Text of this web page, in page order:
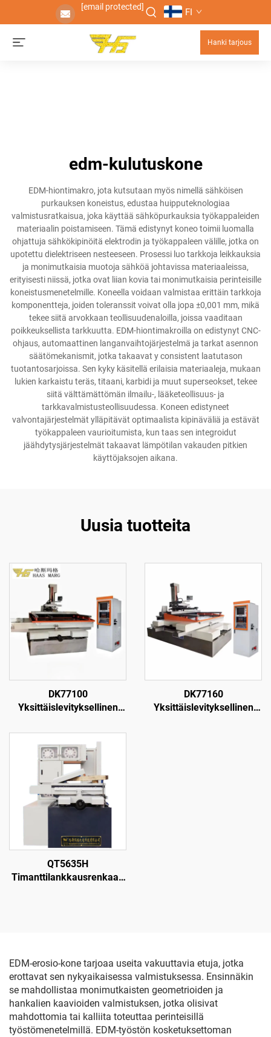
[email protected] FI
Hanki tarjous
edm-kulutuskone
EDM-hiontimakro, jota kutsutaan myös nimellä sähköisen
purkauksen koneistus, edustaa huipputeknologiaa
valmistusratkaisua, joka käyttää sähköpurkauksia työkappaleiden
materiaalin poistamiseen. Tämä edistynyt koneo toimii luomalla
ohjattuja sähkökipinöitä elektrodin ja työkappaleen välille, jotka on
upotettu dielektriseen nesteeseen. Prosessi luo tarkkoja leikkauksia
ja monimutkaisia muotoja sähköä johtavissa materiaaleissa,
erityisesti niissä, jotka ovat liian kovia tai monimutkaisia perinteisille
koneistusmenetelmille. Koneella voidaan valmistaa erittäin tarkkoja
komponentteja, joiden toleranssit voivat olla jopa ±0,001 mm, mikä
tekee siitä arvokkaan teollisuudenaloilla, joissa vaaditaan
poikkeuksellista tarkkuutta. EDM-hiontimakroilla on edistynyt CNC-
ohjaus, automaattinen langanvaihtojärjestelmä ja tarkat asennon
säätömekanismit, jotka takaavat y consistent laatutason
tuotantosarjoissa. Sen kyky käsitellä erilaisia materiaaleja, mukaan
lukien karkaistu teräs, titaani, karbidi ja muut superseokset, tekee
siitä välttämättömän ilmailu-, lääketeollisuus- ja
tarkkavalmistusteollisuudessa. Koneen edistyneet
valvontajärjestelmät ylläpitävät optimaalista kipinäväliä ja estävät
työkappaleen vaurioitumista, kun taas sen integroidut
jäähdytysjärjestelmät takaavat lämpötilan vakauden pitkien
käyttöjaksojen aikana.
Uusia tuotteita
DK77100
Yksittäislevityksellinen
DK77160
Yksittäislevityksellinen
QT5635H
Timanttilankkausrenkaan
EDM-erosio-kone tarjoaa useita vakuuttavia etuja, jotka
erottavat sen nykyaikaisessa valmistuksessa. Ensinnäkin
se mahdollistaa monimutkaisten geometrioiden ja
hankalien kaavioiden valmistuksen, jotka olisivat
mahdottomia tai kalliita toteuttaa perinteisillä
työstömenetelmillä. EDM-työstön kosketuksettoman